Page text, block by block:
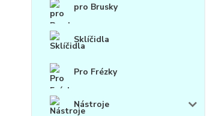
pro Brusky
Sklíčidla
Pro Frézky
Nástroje